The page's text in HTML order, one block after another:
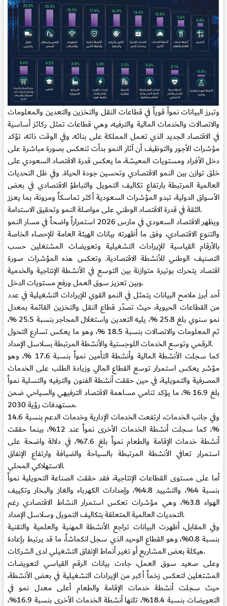
وتبرز البيانات نمواً قوياً في قطاعات النقل والتخزين والتعدين والمعلومات
والاتصالات والخدمات المالية والترفيه، وهي قطاعات تمثل ركائز أساسية
في الاقتصاد الجديد الذي تعمل المملكة على بنائه. وفي الوقت ذاته، تؤكد
مؤشرات الأجور والتوظيف أن آثار النمو بدأت تنعكس بصورة مباشرة على
دخل الأفراد ومستويات المعيشة، ما يعكس قدرة الاقتصاد السعودي على
خلق توازن بين النمو الاقتصادي وتحسين جودة الحياة. وفي ظل التحديات
العالمية المرتبطة بارتفاع تكاليف التمويل والتباطؤ الاقتصادي في بعض
الأسواق الدولية، تبدو المؤشرات السعودية أكثر تماسكاً ومرونة، بما يعزز
الثقة في قدرة الاقتصاد الوطني على مواصلة النمو وتحقيق الاستدامة.
ويظهر الاقتصاد السعودي في مارس 2026 استمراراً واضحاً في مسار النمو
والتنوع الاقتصادي، وفق ما أظهرته بيانات الهيئة العامة للإحصاء الخاصة
بالأرقام القياسية للإيرادات التشغيلية وتعويضات المشتغلين حسب
التصنيف الوطني للأنشطة الاقتصادية. وتعكس هذه المؤشرات صورة
اقتصاد يتحرك بوتيرة متوازنة بين التوسع في الأنشطة الإنتاجية والخدمية
وبين تعزيز سوق العمل ورفع مستويات الدخل.
أحد أبرز ملامح البيانات يتمثل في النمو القوي للإيرادات التشغيلية في عدد
من القطاعات الحيوية، حيث تصدّر قطاع النقل والتخزين القائمة بمعدل
نمو سنوي بلغ 25.8 %، يليه التعدين واستغلال المحاجر بنسبة 25.5 %،
ثم المعلومات والاتصالات بنسبة 18.5 %، وهو ما يعكس تسارع التحول
الرقمي وتوسع الخدمات اللوجستية والأنشطة المرتبطة بسلاسل الإمداد.
كما سجلت الأنشطة المالية وأنشطة التأمين نمواً بنسبة 17.6 %، وهو
مؤشر يعكس استمرار توسع القطاع المالي وزيادة الطلب على الخدمات
المصرفية والتمويلية، في حين حققت أنشطة الفنون والترفيه والتسلية نمواً
بلغ 16.9 %، ما يؤكد تنامي مساهمة الاقتصاد الترفيهي والسياحي ضمن
مستهدفات رؤية 2030.
وفي جانب الخدمات، ارتفعت الخدمات الإدارية وخدمات الدعم بنسبة 14.6
%، كما سجلت أنشطة الخدمات الأخرى نمواً عند 12%، بينما حققت
أنشطة خدمات الإقامة والطعام نمواً بلغ 7.6%، في دلالة واضحة على
استمرار تعافي الأنشطة المرتبطة بالسياحة والضيافة وارتفاع الإنفاق
الاستهلاكي المحلي.
أما على مستوى القطاعات الإنتاجية، فقد حققت الصناعة التحويلية نمواً
بنسبة 4%، والتشييد 4.8%، وإمدادات الكهرباء والغاز والبخار وتكييف
الهواء 3.8%، وهي مؤشرات تعكس استمرار النشاط الاقتصادي رغم
التحديات العالمية المتعلقة بتكاليف التمويل وسلاسل الإمداد.
وفي المقابل، أظهرت البيانات تراجع الأنشطة المهنية والعلمية والتقنية
بنسبة 0.8%، وهو القطاع الوحيد الذي سجل انكماشاً، ما قد يرتبط بإعادة
هيكلة بعض المشاريع أو تغير أنماط الإنفاق التشغيلي لدى الشركات.
وعلى صعيد سوق العمل، جاءت بيانات الرقم القياسي لتعويضات
المشتغلين لتعكس زخماً أكبر من الإيرادات التشغيلية في بعض الأنشطة،
حيث سجلت أنشطة خدمات الإقامة والطعام أعلى معدل نمو في
التعويضات بنسبة 18.4%، تلتها أنشطة الخدمات الأخرى بنسبة 16.9%،